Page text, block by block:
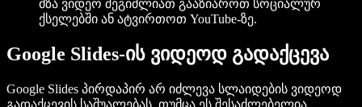
მზა ვიდეო შეგიძლიათ გააზიაროთ სოციალურ
ქსელებში ან ატვირთოთ YouTube-ზე.
Google Slides-ის ვიდეოდ გადაქცევა
Google Slides პირდაპირ არ იძლევა სლაიდების ვიდეოდ